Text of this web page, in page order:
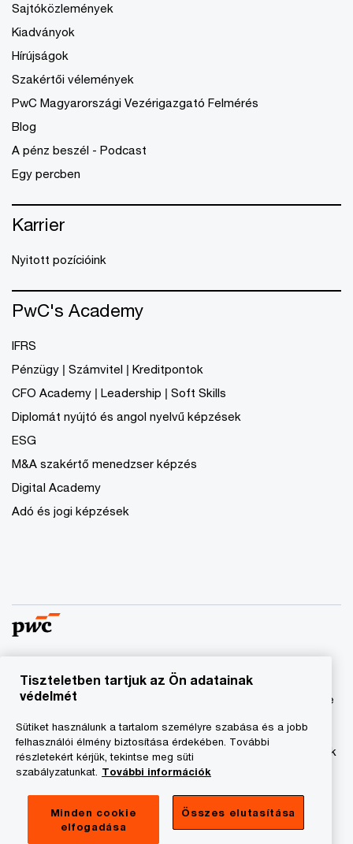
Sajtóközlemények
Kiadványok
Hírújságok
Szakértői vélemények
PwC Magyarországi Vezérigazgató Felmérés
Blog
A pénz beszél - Podcast
Egy percben
Karrier
Nyitott pozícióink
PwC's Academy
IFRS
Pénzügy | Számvitel | Kreditpontok
CFO Academy | Leadership | Soft Skills
Diplomát nyújtó és angol nyelvű képzések
ESG
M&A szakértő menedzser képzés
Digital Academy
Adó és jogi képzések
© 2023 - 2026 PwC. Minden jog fenntartva. A „PwC”
kifejezés a PricewaterhouseCoopers Könyvvizsgáló Kft.-re
amelyek az önálló és független jogi személyekből álló
PricewaterhouseCoopers International Limited hálózatának
tagja.
Adatkezelési tájékoztató
Cookie tájékoztató
Tiszteletben tartjuk az Ön adatainak
védelmét
Sütiket használunk a tartalom személyre szabása és a jobb
felhasználói élmény biztosítása érdekében. További
részletekért kérjük, tekintse meg süti
szabályzatunkat. További információk
Minden cookie
elfogadása
Összes elutasítása